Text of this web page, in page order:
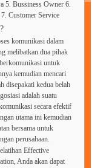
5. Bussiness Owner 6.
Customer Service
komunikasi dalam
melibatkan dua pihak
untuk
kemudian mencari
disepakati kedua belah
adalah suatu
secara efektif
utama ini kemudian
bersama untuk
perusahaan.
Effective
Anda akan dapat